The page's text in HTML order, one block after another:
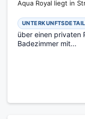
Aqua Royal liegt in
über einen privaten
Badezimmer mit...